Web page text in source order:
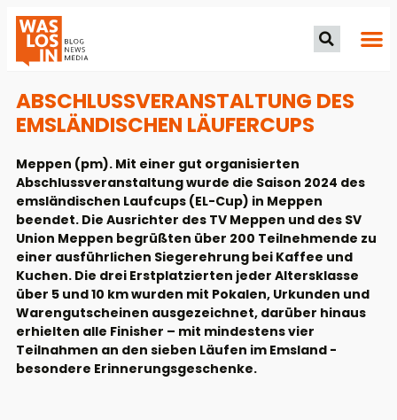
ABSCHLUSSVERANSTALTUNG DES
EMSLÄNDISCHEN LÄUFERCUPS
Meppen (pm). Mit einer gut organisierten
Abschlussveranstaltung wurde die Saison 2024 des
emsländischen Laufcups (EL-Cup) in Meppen
beendet. Die Ausrichter des TV Meppen und des SV
Union Meppen begrüßten über 200 Teilnehmende zu
einer ausführlichen Siegerehrung bei Kaffee und
Kuchen. Die drei Erstplatzierten jeder Altersklasse
über 5 und 10 km wurden mit Pokalen, Urkunden und
Warengutscheinen ausgezeichnet, darüber hinaus
erhielten alle Finisher – mit mindestens vier
Teilnahmen an den sieben Läufen im Emsland -
besondere Erinnerungsgeschenke.